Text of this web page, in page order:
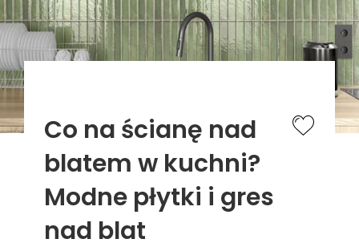
Co na ścianę nad
blatem w kuchni?
Modne płytki i gres
nad blat